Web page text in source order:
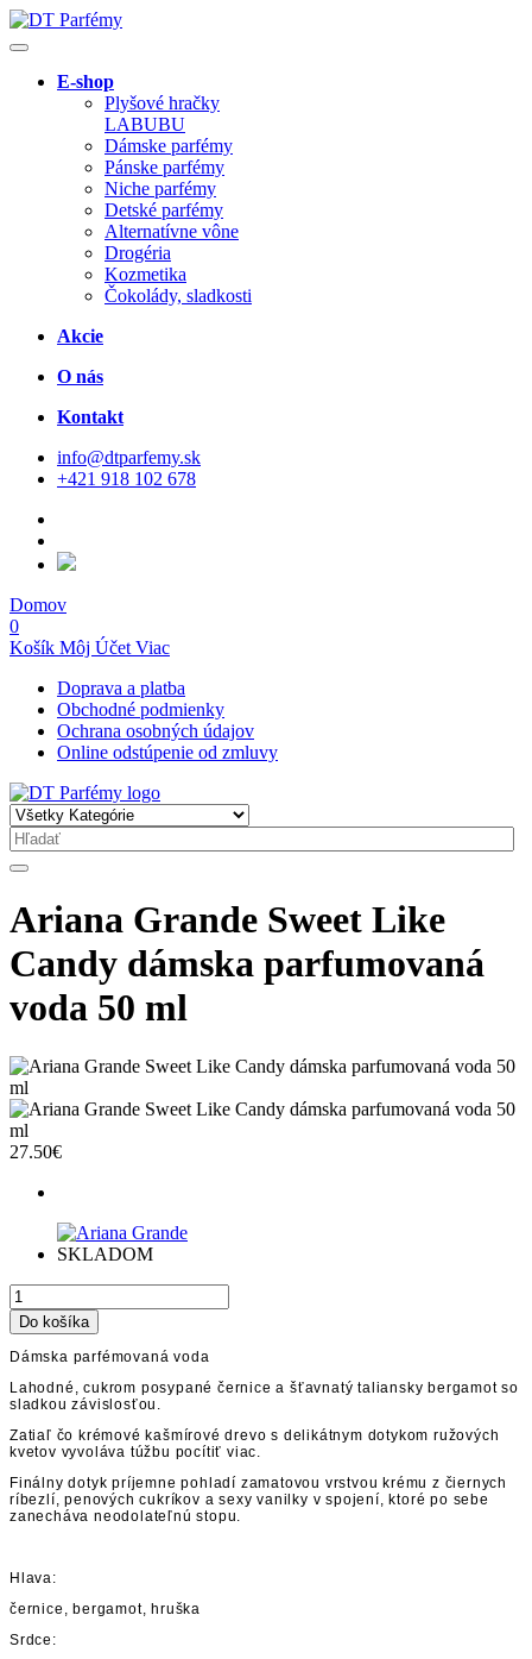
E-shop
Plyšové hračky
LABUBU
Dámske parfémy
Pánske parfémy
Niche parfémy
Detské parfémy
Alternatívne vône
Drogéria
Kozmetika
Čokolády, sladkosti
Akcie
O nás
Kontakt
info@dtparfemy.sk
+421 918 102 678
Domov
0
Košík Môj Účet Viac
Doprava a platba
Obchodné podmienky
Ochrana osobných údajov
Online odstúpenie od zmluvy
Ariana Grande Sweet Like
Candy dámska parfumovaná
voda 50 ml
27.50€
SKLADOM
Dámska parfémovaná voda
Lahodné, cukrom posypané černice a šťavnatý taliansky bergamot so
sladkou závislosťou.
Zatiaľ čo krémové kašmírové drevo s delikátnym dotykom ružových
kvetov vyvoláva túžbu pocítiť viac.
Finálny dotyk príjemne pohladí zamatovou vrstvou krému z čiernych
ríbezlí, penových cukríkov a sexy vanilky v spojení, ktoré po sebe
zanecháva neodolateľnú stopu.
Hlava:
černice, bergamot, hruška
Srdce: